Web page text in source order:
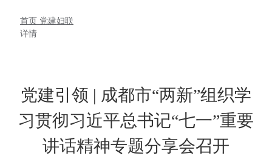
首页 党建妇联
详情
党建引领 | 成都市“两新”组织学
习贯彻习近平总书记“七一”重要
讲话精神专题分享会召开